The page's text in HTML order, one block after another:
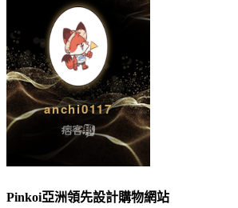
Pinkoi亞洲領先設計購物網站